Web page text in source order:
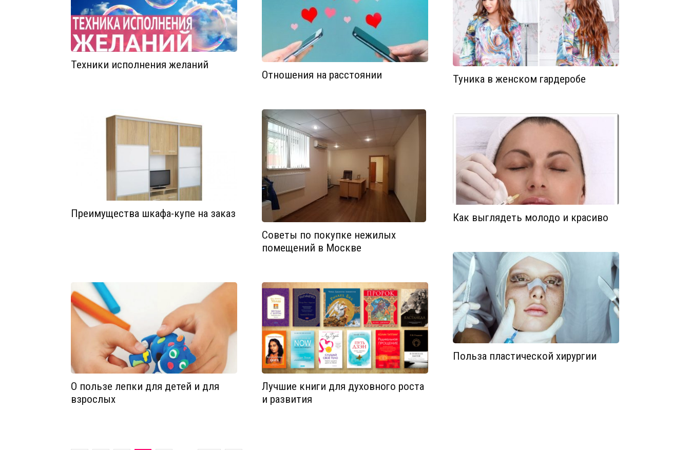
Техники исполнения желаний
Отношения на расстоянии
Преимущества шкафа-купе на заказ
Советы по покупке нежилых
помещений в Москве
О пользе лепки для детей и для
взрослых
Лучшие книги для духовного роста
и развития
Туника в женском гардеробе
Как выглядеть молодо и красиво
Польза пластической хирургии